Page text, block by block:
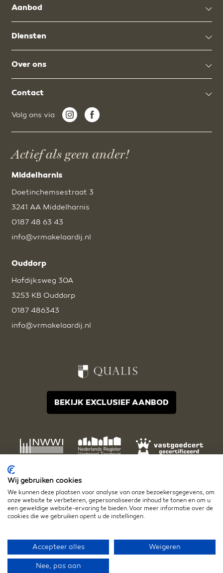
Aanbod
Diensten
Over ons
Contact
Volg ons via
Actief als geen ander!
Middelharnis
Doetinchemsestraat 3
3241 AA Middelharnis
0187 48 63 43
info@vrmakelaardij.nl
Ouddorp
Hofdijksweg 30A
3253 KB Ouddorp
0187 486343
info@vrmakelaardij.nl
BEKIJK EXCLUSIEF AANBOD
Wij gebruiken cookies
We kunnen deze plaatsen voor analyse van onze bezoekersgegevens, om
onze website te verbeteren, gepersonaliseerde inhoud te tonen en om u
een geweldige website-ervaring te bieden. Voor meer informatie over de
cookies die we gebruiken opent u de instellingen.
Accepteer alles Weigeren
Nee, pas aan